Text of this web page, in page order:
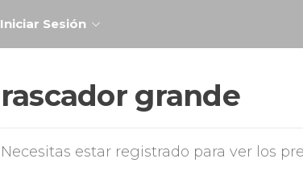
Iniciar Sesión
rascador grande
Necesitas estar registrado para ver los